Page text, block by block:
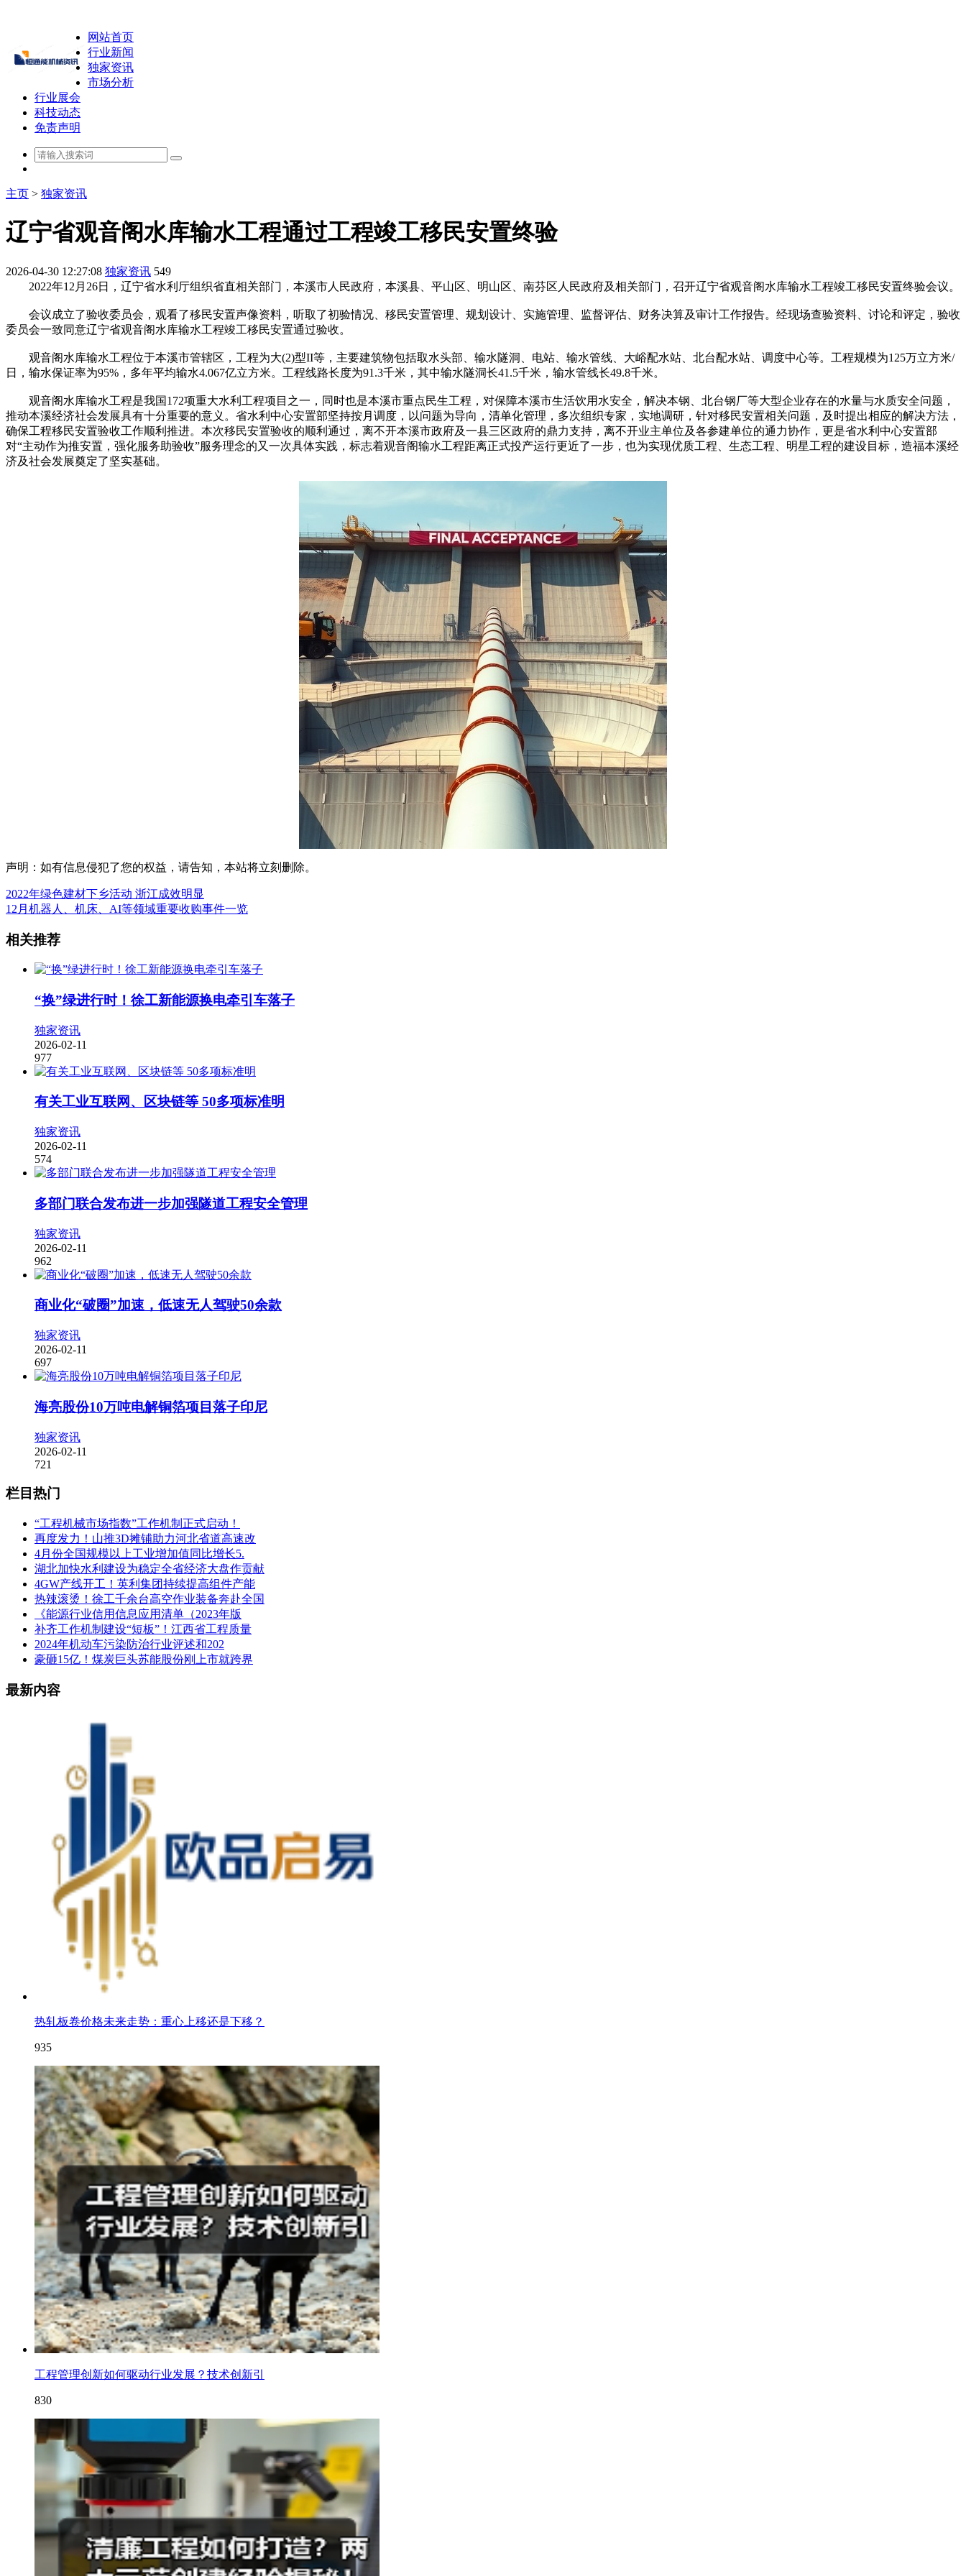
网站首页
行业新闻
独家资讯
市场分析
行业展会
科技动态
免责声明
主页 > 独家资讯
辽宁省观音阁水库输水工程通过工程竣工移民安置终验
2026-04-30 12:27:08 独家资讯 549
2022年12月26日，辽宁省水利厅组织省直相关部门，本溪市人民政府，本溪县、平山区、明山区、南芬区人民政府及相关部门，召开辽宁省观音阁水库输水工程竣工移民安置终验会议。
会议成立了验收委员会，观看了移民安置声像资料，听取了初验情况、移民安置管理、规划设计、实施管理、监督评估、财务决算及审计工作报告。经现场查验资料、讨论和评定，验收
委员会一致同意辽宁省观音阁水库输水工程竣工移民安置通过验收。
观音阁水库输水工程位于本溪市管辖区，工程为大(2)型II等，主要建筑物包括取水头部、输水隧洞、电站、输水管线、大峪配水站、北台配水站、调度中心等。工程规模为125万立方米/
日，输水保证率为95%，多年平均输水4.067亿立方米。工程线路长度为91.3千米，其中输水隧洞长41.5千米，输水管线长49.8千米。
观音阁水库输水工程是我国172项重大水利工程项目之一，同时也是本溪市重点民生工程，对保障本溪市生活饮用水安全，解决本钢、北台钢厂等大型企业存在的水量与水质安全问题，
推动本溪经济社会发展具有十分重要的意义。省水利中心安置部坚持按月调度，以问题为导向，清单化管理，多次组织专家，实地调研，针对移民安置相关问题，及时提出相应的解决方法，
确保工程移民安置验收工作顺利推进。本次移民安置验收的顺利通过，离不开本溪市政府及一县三区政府的鼎力支持，离不开业主单位及各参建单位的通力协作，更是省水利中心安置部
对“主动作为推安置，强化服务助验收”服务理念的又一次具体实践，标志着观音阁输水工程距离正式投产运行更近了一步，也为实现优质工程、生态工程、明星工程的建设目标，造福本溪经
济及社会发展奠定了坚实基础。
声明：如有信息侵犯了您的权益，请告知，本站将立刻删除。
2022年绿色建材下乡活动 浙江成效明显
12月机器人、机床、AI等领域重要收购事件一览
相关推荐
“换”绿进行时！徐工新能源换电牵引车落子
独家资讯
2026-02-11
977
有关工业互联网、区块链等 50多项标准明
独家资讯
2026-02-11
574
多部门联合发布进一步加强隧道工程安全管理
独家资讯
2026-02-11
962
商业化“破圈”加速，低速无人驾驶50余款
独家资讯
2026-02-11
697
海亮股份10万吨电解铜箔项目落子印尼
独家资讯
2026-02-11
721
栏目热门
“工程机械市场指数”工作机制正式启动！
再度发力！山推3D摊铺助力河北省道高速改
4月份全国规模以上工业增加值同比增长5.
湖北加快水利建设为稳定全省经济大盘作贡献
4GW产线开工！英利集团持续提高组件产能
热辣滚烫！徐工千余台高空作业装备奔赴全国
《能源行业信用信息应用清单（2023年版
补齐工作机制建设“短板”！江西省工程质量
2024年机动车污染防治行业评述和202
豪砸15亿！煤炭巨头苏能股份刚上市就跨界
最新内容
热轧板卷价格未来走势：重心上移还是下移？
935
工程管理创新如何驱动行业发展？技术创新引
830